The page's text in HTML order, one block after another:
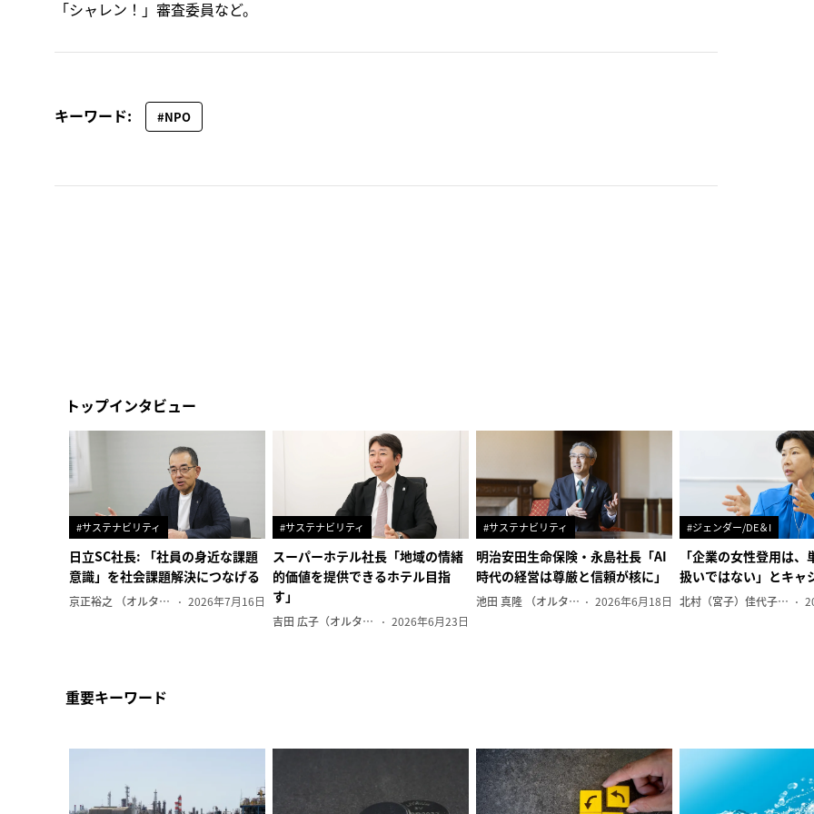
「シャレン！」審査委員など。
キーワード: #NPO
トップインタビュー
#サステナビリティ
日立SC社長: 「社員の身近な課題
意識」を社会課題解決につなげる
京正裕之 （オルタナ副編集長） 2026年7月16日
#サステナビリティ
スーパーホテル社長「地域の情緒
的価値を提供できるホテル目指
す」
吉田 広子（オルタナ輪番編集長） 2026年6月23日
#サステナビリティ
明治安田生命保険・永島社長「AI
時代の経営は尊厳と信頼が核に」
池田 真隆 （オルタナ輪番編集長） 2026年6月18日
#ジェンダー/DE＆I
「企業の女性登用は、
扱いではない」とキャ
北村（宮子）佳代子（オルタナ輪番編集長）
重要キーワード